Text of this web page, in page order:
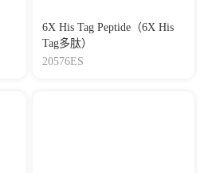
6X His Tag Peptide（6X His
Tag多肽）
20576ES